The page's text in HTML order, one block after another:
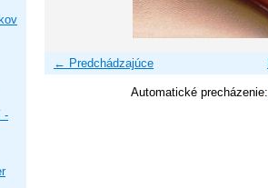
← Predchádzajúce
Automatické precházenie:
-